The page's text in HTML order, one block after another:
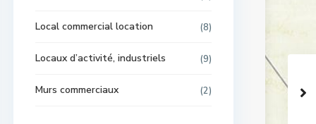
Local commercial location (8)
Locaux d’activité, industriels (9)
Murs commerciaux (2)